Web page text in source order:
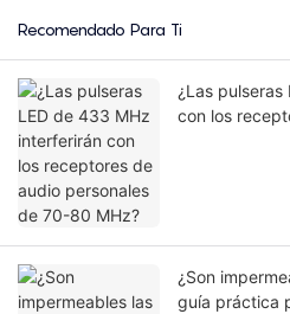
Recomendado Para Ti
¿Las
con los
¿Son
guía práctica